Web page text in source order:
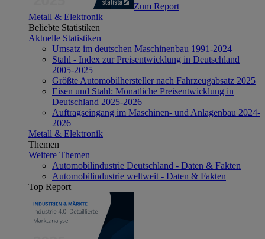
Zum Report
Metall & Elektronik
Beliebte Statistiken
Aktuelle Statistiken
Umsatz im deutschen Maschinenbau 1991-2024
Stahl - Index zur Preisentwicklung in Deutschland
2005-2025
Größte Automobilhersteller nach Fahrzeugabsatz 2025
Eisen und Stahl: Monatliche Preisentwicklung in
Deutschland 2025-2026
Auftragseingang im Maschinen- und Anlagenbau 2024-
2026
Metall & Elektronik
Themen
Weitere Themen
Automobilindustrie Deutschland - Daten & Fakten
Automobilindustrie weltweit - Daten & Fakten
Top Report